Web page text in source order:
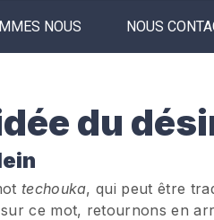
NOUS NOUS
du
techouka, qui peut être
ce mot, retournons en